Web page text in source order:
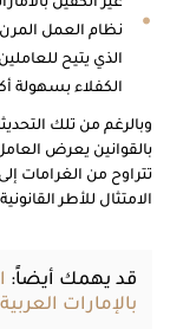
غير الكفيل
نظام العمل
الذي يتيح
الكفلاء بسهولة
وبالرغم من تلك
بالقوانين يعرض
تتراوح من الغرامات
الامتثال للأطر
قد يهمك أيضاً:
بالإمارات